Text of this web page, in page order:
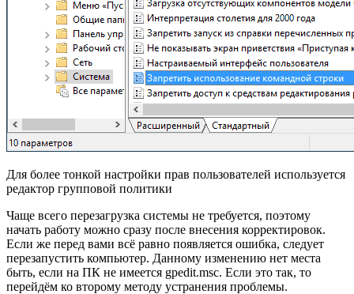
Для более тонкой настройки прав пользователей используется
редактор групповой политики
Чаще всего перезагрузка системы не требуется, поэтому
начать работу можно сразу после внесения корректировок.
Если же перед вами всё равно появляется ошибка, следует
перезапустить компьютер. Данному изменению нет места
быть, если на ПК не имеется gpedit.msc. Если это так, то
перейдём ко второму методу устранения проблемы.